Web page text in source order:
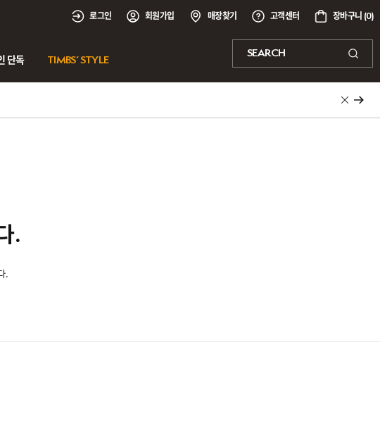
로그인 회원가입 매장찾기 고객센터 장바구니 (0)
단독 TIMBS’ STYLE
SEARCH
.
.